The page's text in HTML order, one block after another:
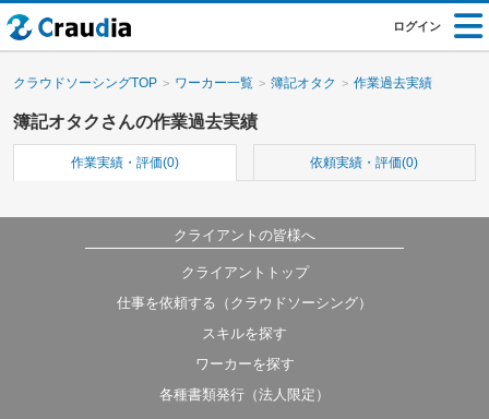
ログイン
クラウドソーシングTOP ワーカー一覧 簿記オタク 作業過去実績
簿記オタクさんの作業過去実績
作業実績・評価(0) 依頼実績・評価(0)
クライアントの皆様へ
クライアントトップ
仕事を依頼する（クラウドソーシング）
スキルを探す
ワーカーを探す
各種書類発行（法人限定）